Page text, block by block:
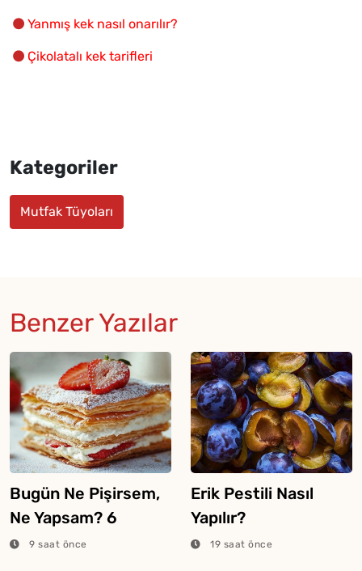
Yanmış kek nasıl onarılır?
Çikolatalı kek tarifleri
Kategoriler
Mutfak Tüyoları
Benzer Yazılar
Bugün Ne Pişirsem,
Ne Yapsam? 6
Ağustos 2026
9 saat önce
Erik Pestili Nasıl
Yapılır?
19 saat önce